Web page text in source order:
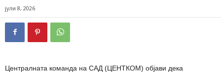
јули 8, 2026
Централната команда на САД (ЦЕНТКОМ) објави дека